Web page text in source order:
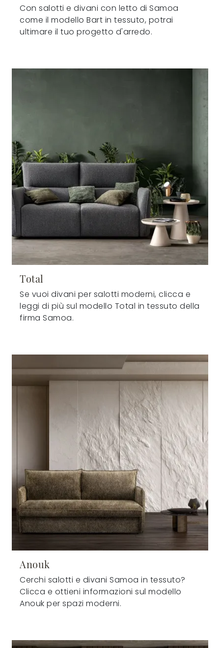
Con salotti e divani con letto di Samoa
come il modello Bart in tessuto, potrai
ultimare il tuo progetto d'arredo.
Total
Se vuoi divani per salotti moderni, clicca e
leggi di più sul modello Total in tessuto della
firma Samoa.
Anouk
Cerchi salotti e divani Samoa in tessuto?
Clicca e ottieni informazioni sul modello
Anouk per spazi moderni.